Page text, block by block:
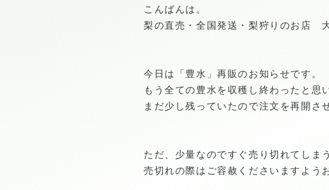
こんばんは。
梨の直売・全国発送・梨狩りのお店
今日は「豊水」再販のお知らせです。
もう全ての豊水を収穫し終わったと思
まだ少し残っていたので注文を再開さ
ただ、少量なのですぐ売り切れてしま
売切れの際はご容赦くださいますよう